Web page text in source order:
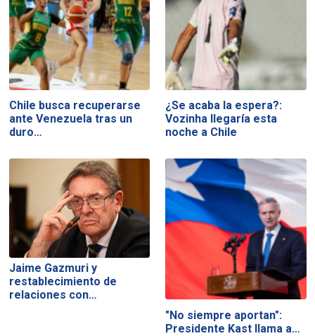
Chile busca recuperarse
ante Venezuela tras un
duro…
¿Se acaba la espera?:
Vozinha llegaría esta
noche a Chile
Jaime Gazmuri y
restablecimiento de
relaciones con…
"No siempre aportan":
Presidente Kast llama a…